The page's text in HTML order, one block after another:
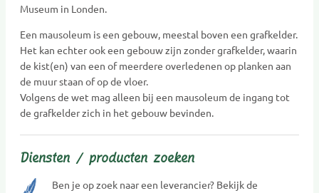
Museum in Londen.
Een mausoleum is een gebouw, meestal boven een grafkelder.
Het kan echter ook een gebouw zijn zonder grafkelder, waarin
de kist(en) van een of meerdere overledenen op planken aan
de muur staan of op de vloer.
Volgens de wet mag alleen bij een mausoleum de ingang tot
de grafkelder zich in het gebouw bevinden.
Diensten / producten zoeken
Ben je op zoek naar een leverancier? Bekijk de